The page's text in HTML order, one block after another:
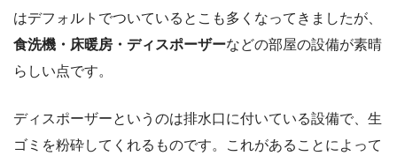
はデフォルトでついているとこも多くなってきましたが、
食洗機・床暖房・ディスポーザーなどの部屋の設備が素晴
らしい点です。
ディスポーザーというのは排水口に付いている設備で、生
ゴミを粉砕してくれるものです。これがあることによって